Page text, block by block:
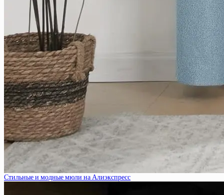
Стильные и модные мюли на Алиэкспресс